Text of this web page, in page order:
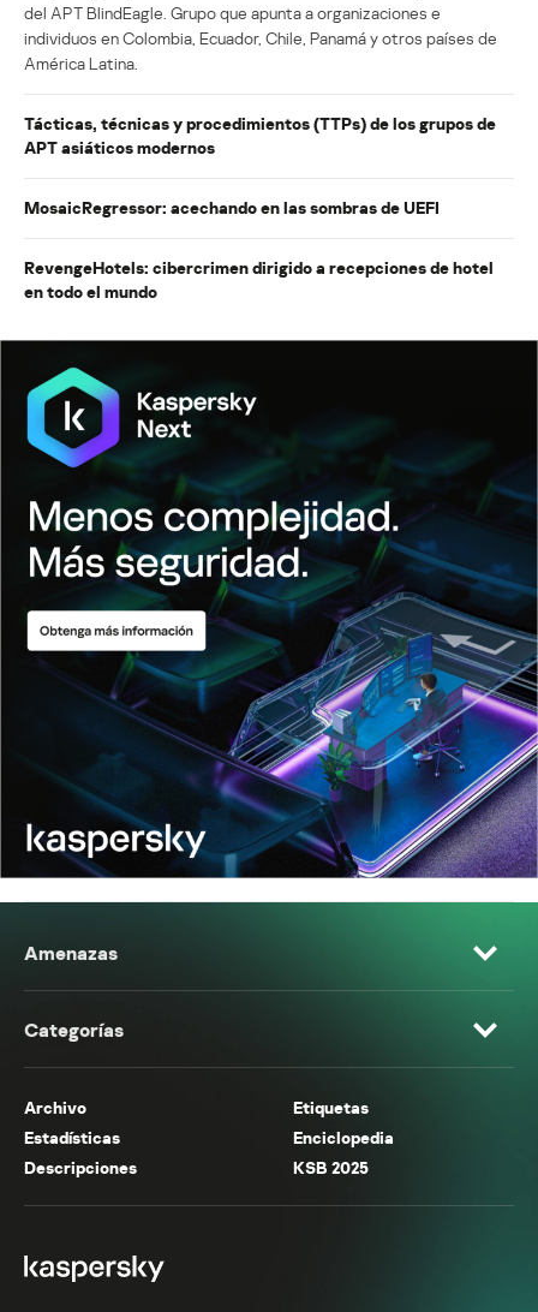
del APT BlindEagle. Grupo que apunta a organizaciones e
individuos en Colombia, Ecuador, Chile, Panamá y otros países de
América Latina.
Tácticas, técnicas y procedimientos (TTPs) de los grupos de
APT asiáticos modernos
MosaicRegressor: acechando en las sombras de UEFI
RevengeHotels: cibercrimen dirigido a recepciones de hotel
en todo el mundo
Amenazas
Categorías
Archivo
Etiquetas
Estadísticas
Enciclopedia
Descripciones
KSB 2025